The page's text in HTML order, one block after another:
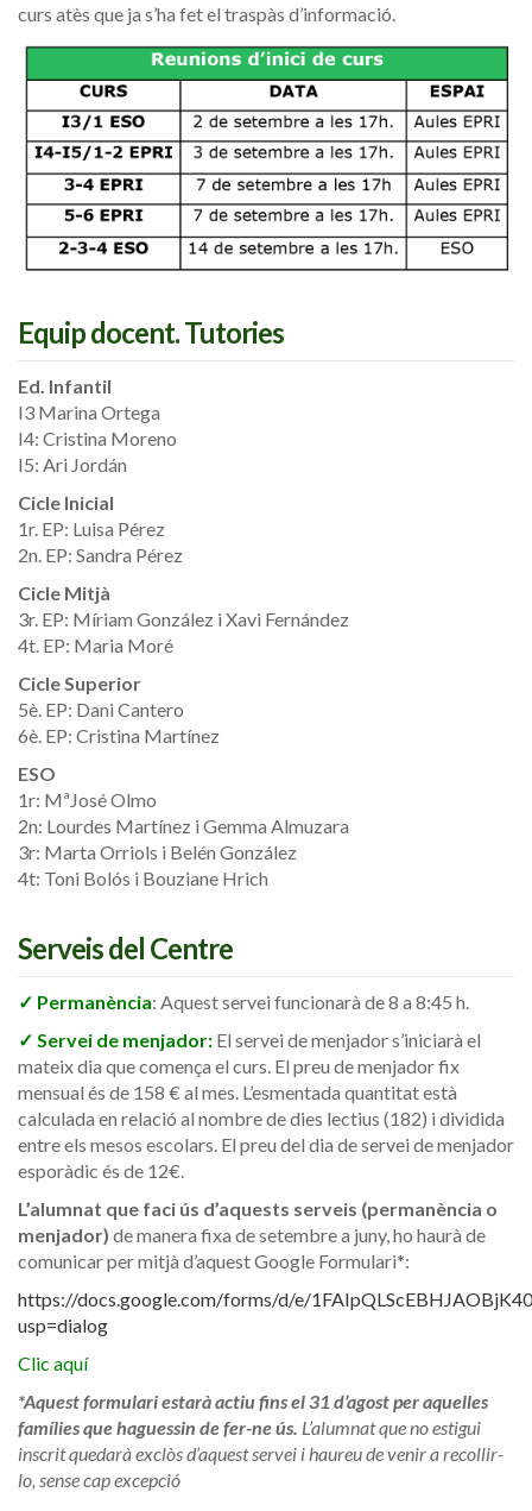
curs atès que ja s’ha fet el traspàs d’informació.
Equip docent. Tutories
Ed. Infantil
I3 Marina Ortega
I4: Cristina Moreno
I5: Ari Jordán
Cicle Inicial
1r. EP: Luisa Pérez
2n. EP: Sandra Pérez
Cicle Mitjà
3r. EP: Míriam González i Xavi Fernández
4t. EP: Maria Moré
Cicle Superior
5è. EP: Dani Cantero
6è. EP: Cristina Martínez
ESO
1r: MªJosé Olmo
2n: Lourdes Martínez i Gemma Almuzara
3r: Marta Orriols i Belén González
4t: Toni Bolós i Bouziane Hrich
Serveis del Centre
✓ Permanència: Aquest servei funcionarà de 8 a 8:45 h.
✓ Servei de menjador: El servei de menjador s’iniciarà el
mateix dia que comença el curs. El preu de menjador fix
mensual és de 158 € al mes. L’esmentada quantitat està
calculada en relació al nombre de dies lectius (182) i dividida
entre els mesos escolars. El preu del dia de servei de menjador
esporàdic és de 12€.
L’alumnat que faci ús d’aquests serveis (permanència o
menjador) de manera fixa de setembre a juny, ho haurà de
comunicar per mitjà d’aquest Google Formulari*:
https://docs.google.com/forms/d/e/
usp=dialog
Clic aquí
*Aquest formulari estarà actiu fins el 31 d’agost per aquelles
famílies que haguessin de fer-ne ús. L’alumnat que no estigui
inscrit quedarà exclòs d’aquest servei i haureu de venir a recollir-
lo, sense cap excepció